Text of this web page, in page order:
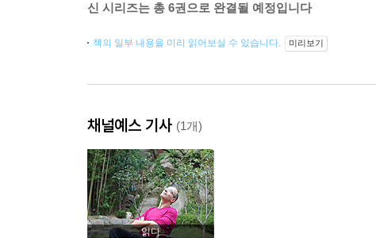
신 시리즈는 총 6권으로 완결될 예정입니다
책의 일부 내용을 미리 읽어보실 수 있습니다. 미리보기
채널예스 기사 (1개)
읽다